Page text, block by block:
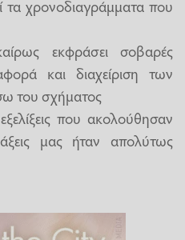
τα χρονοδιαγράμματα που
εκφράσει σοβαρές
και διαχείριση των
του σχήματος
που ακολούθησαν
μας ήταν απολύτως